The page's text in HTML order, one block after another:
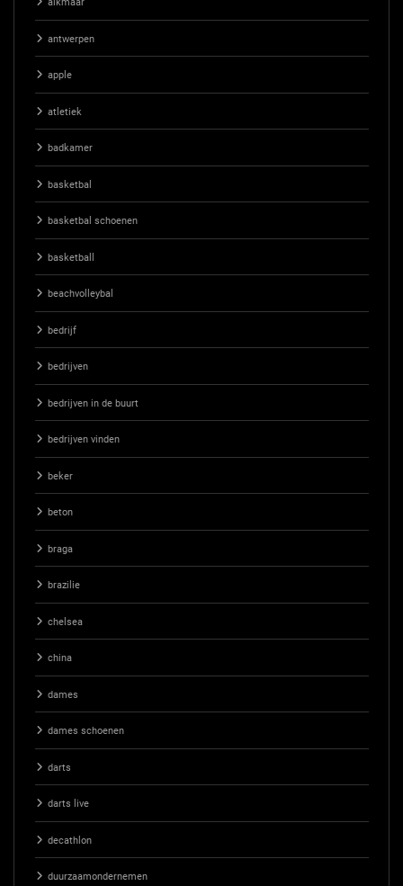
alkmaar
antwerpen
apple
atletiek
badkamer
basketbal
basketbal schoenen
basketball
beachvolleybal
bedrijf
bedrijven
bedrijven in de buurt
bedrijven vinden
beker
beton
braga
brazilie
chelsea
china
dames
dames schoenen
darts
darts live
decathlon
duurzaamondernemen